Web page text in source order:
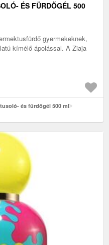
ÉS FÜRDŐGÉL 500
gyermekeknek,
kímélő ápolással. A Ziaja
és fürdőgél 500 ml